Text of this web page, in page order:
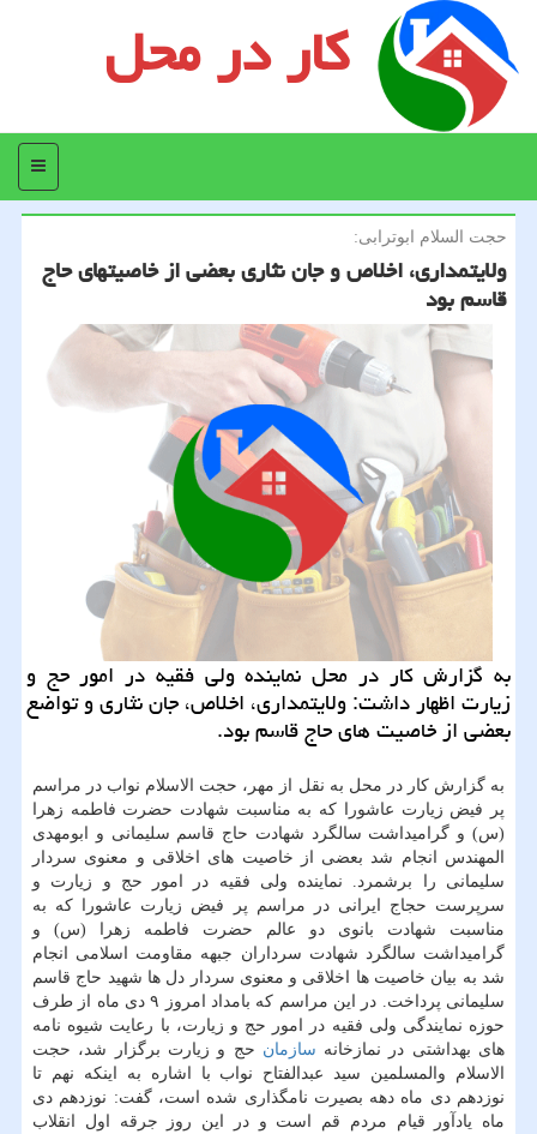
کار در محل
منو
حجت السلام ابوترابی:
ولایتمداری، اخلاص و جان نثاری بعضی از خاصیتهای حاج
قاسم بود
به گزارش کار در محل نماینده ولی فقیه در امور حج و
زیارت اظهار داشت: ولایتمداری، اخلاص، جان نثاری و تواضع
بعضی از خاصیت های حاج قاسم بود.
به گزارش کار در محل به نقل از مهر، حجت الاسلام نواب در مراسم
پر فیض زیارت عاشورا که به مناسبت شهادت حضرت فاطمه زهرا
(س) و گرامیداشت سالگرد شهادت حاج قاسم سلیمانی و ابومهدی
المهندس انجام شد بعضی از خاصیت های اخلاقی و معنوی سردار
سلیمانی را برشمرد. نماینده ولی فقیه در امور حج و زیارت و
سرپرست حجاج ایرانی در مراسم پر فیض زیارت عاشورا که به
مناسبت شهادت بانوی دو عالم حضرت فاطمه زهرا (س) و
گرامیداشت سالگرد شهادت سرداران جبهه مقاومت اسلامی انجام
شد به بیان خاصیت ها اخلاقی و معنوی سردار دل ها شهید حاج قاسم
سلیمانی پرداخت. در این مراسم که بامداد امروز ۹ دی ماه از طرف
حوزه نمایندگی ولی فقیه در امور حج و زیارت، با رعایت شیوه نامه
های بهداشتی در نمازخانه سازمان حج و زیارت برگزار شد، حجت
الاسلام والمسلمین سید عبدالفتاح نواب با اشاره به اینکه نهم تا
نوزدهم دی ماه دهه بصیرت نامگذاری شده است، گفت: نوزدهم دی
ماه یادآور قیام مردم قم است و در این روز جرقه اول انقلاب